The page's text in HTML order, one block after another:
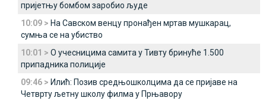
пријетњу бомбом заробио људе
10:09 > На Савском венцу пронађен мртав мушкарац,
сумња се на убиство
10:01 > О учесницима самита у Тивту бринуће 1.500
припадника полиције
09:46 > Илић: Позив средњошколцима да се пријаве на
Четврту љетну школу филма у Прњавору